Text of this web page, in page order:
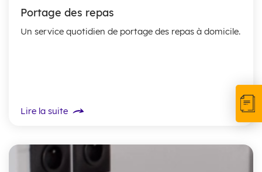
Portage des repas
Un service quotidien de portage des repas à domicile.
Lire la suite